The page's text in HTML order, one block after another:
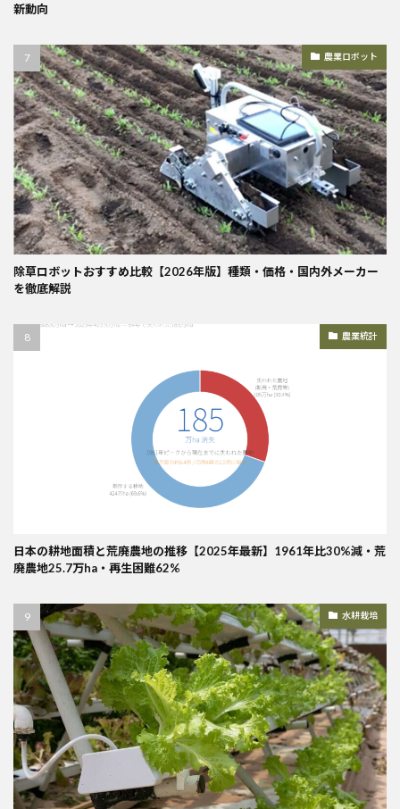
新動向
農業ロボット
除草ロボットおすすめ比較【2026年版】種類・価格・国内外メーカー
を徹底解説
農業統計
日本の耕地面積と荒廃農地の推移【2025年最新】1961年比30%減・荒
廃農地25.7万ha・再生困難62%
水耕栽培